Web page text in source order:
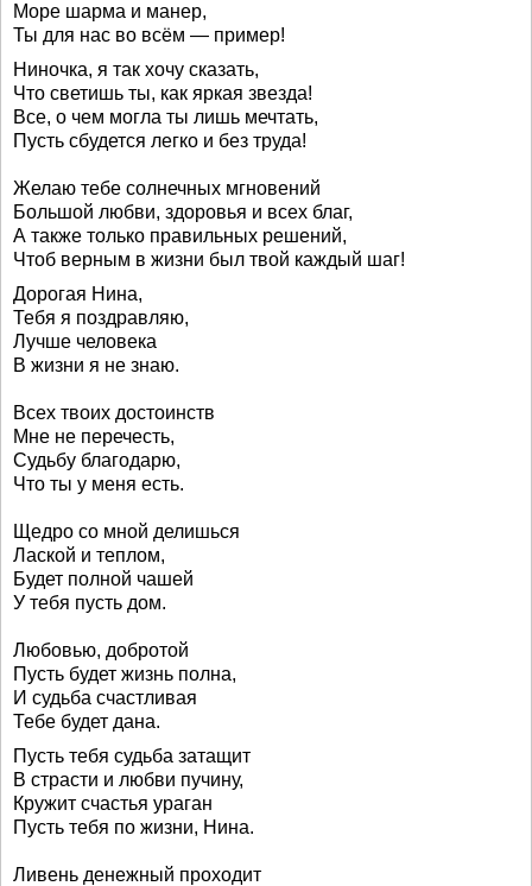
Море шарма и манер,
Ты для нас во всём — пример!
Ниночка, я так хочу сказать,
Что светишь ты, как яркая звезда!
Все, о чем могла ты лишь мечтать,
Пусть сбудется легко и без труда!
Желаю тебе солнечных мгновений
Большой любви, здоровья и всех благ,
А также только правильных решений,
Чтоб верным в жизни был твой каждый шаг!
Дорогая Нина,
Тебя я поздравляю,
Лучше человека
В жизни я не знаю.
Всех твоих достоинств
Мне не перечесть,
Судьбу благодарю,
Что ты у меня есть.
Щедро со мной делишься
Лаской и теплом,
Будет полной чашей
У тебя пусть дом.
Любовью, добротой
Пусть будет жизнь полна,
И судьба счастливая
Тебе будет дана.
Пусть тебя судьба затащит
В страсти и любви пучину,
Кружит счастья ураган
Пусть тебя по жизни, Нина.
Ливень денежный проходит